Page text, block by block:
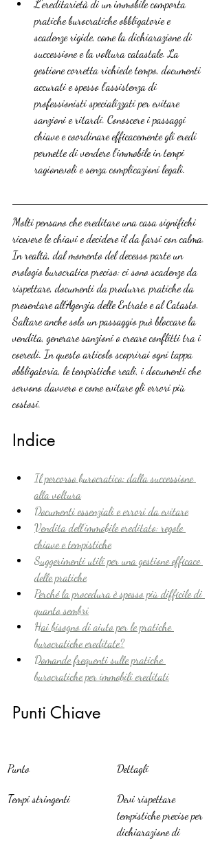
L’ereditarietà di un immobile comporta
pratiche burocratiche obbligatorie e
scadenze rigide, come la dichiarazione di
successione e la voltura catastale. La
gestione corretta richiede tempo, documenti
accurati e spesso l’assistenza di
professionisti specializzati per evitare
sanzioni e ritardi. Conoscere i passaggi
chiave e coordinare efficacemente gli eredi
permette di vendere l’immobile in tempi
ragionevoli e senza complicazioni legali.
Molti pensano che ereditare una casa significhi
ricevere le chiavi e decidere il da farsi con calma.
In realtà, dal momento del decesso parte un
orologio burocratico preciso: ci sono scadenze da
rispettare, documenti da produrre, pratiche da
presentare all’Agenzia delle Entrate e al Catasto.
Saltare anche solo un passaggio può bloccare la
vendita, generare sanzioni o creare conflitti tra i
coeredi. In questo articolo scoprirai ogni tappa
obbligatoria, le tempistiche reali, i documenti che
servono davvero e come evitare gli errori più
costosi.
Indice
Il percorso burocratico: dalla successione
alla voltura
Documenti essenziali e errori da evitare
Vendita dell’immobile ereditato: regole
chiave e tempistiche
Suggerimenti utili per una gestione efficace
delle pratiche
Perché la procedura è spesso più difficile di
quanto sembri
Hai bisogno di aiuto per le pratiche
burocratiche ereditate?
Domande frequenti sulle pratiche
burocratiche per immobili ereditati
Punti Chiave
Punto Dettagli
Tempi stringenti
Devi rispettare
tempistiche precise per
dichiarazione di